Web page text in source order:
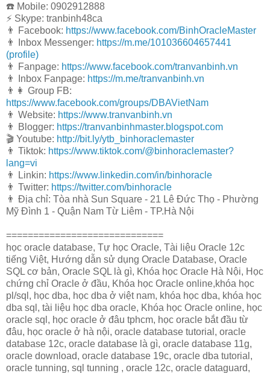
☎️ Mobile: 0902912888
⚡️ Skype: tranbinh48ca
👨 Facebook: https://www.facebook.com/BinhOracleMaster
👨 Inbox Messenger: https://m.me/101036604657441
(profile)
👨 Fanpage: https://www.facebook.com/tranvanbinh.vn
👨 Inbox Fanpage: https://m.me/tranvanbinh.vn
👨👩 Group FB:
https://www.facebook.com/groups/DBAVietNam
👨 Website: https://www.tranvanbinh.vn
👨 Blogger: https://tranvanbinhmaster.blogspot.com
🎬 Youtube: http://bit.ly/ytb_binhoraclemaster
👨 Tiktok: https://www.tiktok.com/@binhoraclemaster?
lang=vi
👨 Linkin: https://www.linkedin.com/in/binhoracle
👨 Twitter: https://twitter.com/binhoracle
👨 Địa chỉ: Tòa nhà Sun Square - 21 Lê Đức Thọ - Phường
Mỹ Đình 1 - Quận Nam Từ Liêm - TP.Hà Nội
=============================
học oracle database, Tự học Oracle, Tài liệu Oracle 12c
tiếng Việt, Hướng dẫn sử dụng Oracle Database, Oracle
SQL cơ bản, Oracle SQL là gì, Khóa học Oracle Hà Nội, Học
chứng chỉ Oracle ở đầu, Khóa học Oracle online,khóa học
pl/sql, học dba, học dba ở việt nam, khóa học dba, khóa học
dba sql, tài liệu học dba oracle, Khóa học Oracle online, học
oracle sql, học oracle ở đâu tphcm, học oracle bắt đầu từ
đâu, học oracle ở hà nội, oracle database tutorial, oracle
database 12c, oracle database là gì, oracle database 11g,
oracle download, oracle database 19c, oracle dba tutorial,
oracle tunning, sql tunning , oracle 12c, oracle dataguard,